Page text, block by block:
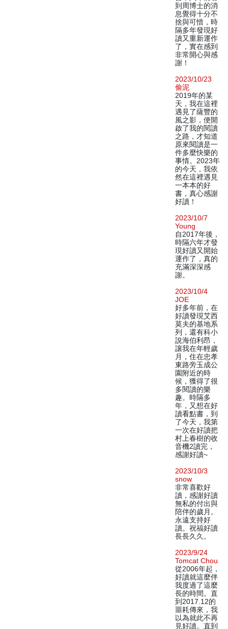
到周博士的消
息覺得十分不
捨與可惜，時
隔多年發現好
讀又重新運作
了，實在感到
非常開心與感
謝！
2023/10/23
偷泥
2019年的某
天，我在這裡
遇見了薩豐的
風之影，便開
啟了我的閱讀
之路，才知道
原來閱讀是一
件多麼快樂的
事情。2023年
的今天，我依
然在這裡遇見
一本本的好
書，真心感謝
好讀！
2023/10/7
Young
自2017年後，
時隔六年才發
現好讀又開始
運作了，真的
充滿深深感
謝。
2023/10/4
JOE
好多年前，在
好讀發現艾西
莫夫的基地系
列，還有科小
說海伯利昂，
讓我在年輕歲
月，住在忠孝
東路旁玉成公
園附近的時
候，獲得了很
多閱讀的樂
趣。時隔多
年，又想在好
讀看點書，到
了今天，我第
一次在好讀把
村上春樹的收
音機2讀完，
感謝好讀~
2023/10/3
snow
非常喜歡好
讀，感謝好讀
無私的付出與
陪伴的歲月。
永遠支持好
讀。祝福好讀
長長久久。
2023/9/24
Tomcat Chou
從2006年起，
好讀就這麼伴
我度過了這麼
長的時間。直
到2017.12的
噩耗傳來，我
以為就此不再
見好讀。直到